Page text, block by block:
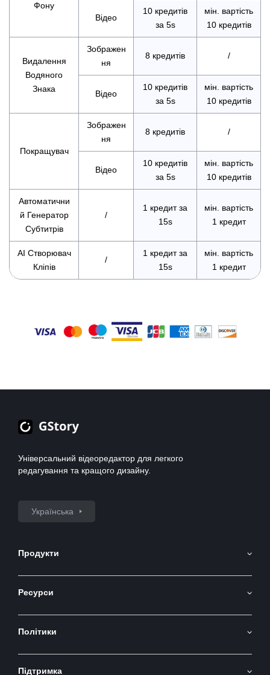
Фону
Відео
10 кредитів
за 5s
мін. вартість
10 кредитів
Видалення
Водяного
Знака
Зображен
ня
8 кредитів /
Відео
10 кредитів
за 5s
мін. вартість
10 кредитів
Покращувач
Зображен
ня
8 кредитів /
Відео
10 кредитів
за 5s
мін. вартість
10 кредитів
Автоматични
й Генератор
Субтитрів
/
1 кредит за
15s
мін. вартість
1 кредит
AI Створювач
Кліпів
/
1 кредит за
15s
мін. вартість
1 кредит
Універсальний відеоредактор для легкого
редагування та кращого дизайну.
Українська
Продукти
Генератор Зображень ШІ
AI Image to Video
AI Video Generator
Ресурси
API
Блог
Політики
Умови та Положення
Підтримка